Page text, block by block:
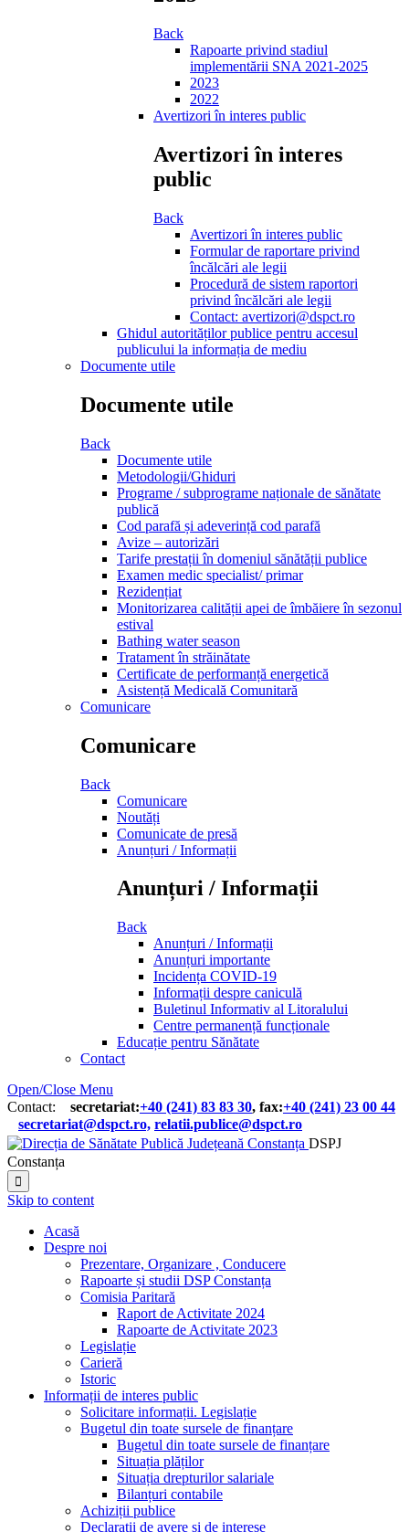
Back
Rapoarte privind stadiul
implementării SNA 2021-2025
2023
2022
Avertizori în interes public
Avertizori în interes
public
Back
Avertizori în interes public
Formular de raportare privind
încălcări ale legii
Procedură de sistem raportori
privind încălcări ale legii
Contact: avertizori@dspct.ro
Ghidul autorităților publice pentru accesul
publicului la informația de mediu
Documente utile
Documente utile
Back
Documente utile
Metodologii/Ghiduri
Programe / subprograme naționale de sănătate
publică
Cod parafă și adeverință cod parafă
Avize – autorizări
Tarife prestații în domeniul sănătății publice
Examen medic specialist/ primar
Rezidențiat
Monitorizarea calității apei de îmbăiere în sezonul
estival
Bathing water season
Tratament în străinătate
Certificate de performanță energetică
Asistență Medicală Comunitară
Comunicare
Comunicare
Back
Comunicare
Noutăți
Comunicate de presă
Anunțuri / Informații
Anunțuri / Informații
Back
Anunțuri / Informații
Anunțuri importante
Incidența COVID-19
Informații despre caniculă
Buletinul Informativ al Litoralului
Centre permanență funcționale
Educație pentru Sănătate
Contact
Open/Close Menu
Contact:
secretariat:+40 (241) 83 83 30, fax:+40 (241) 23 00 44
secretariat@dspct.ro, relatii.publice@dspct.ro
DSPJ
Constanța

Skip to content
Acasă
Despre noi
Prezentare, Organizare , Conducere
Rapoarte și studii DSP Constanța
Comisia Paritară
Raport de Activitate 2024
Rapoarte de Activitate 2023
Legislație
Carieră
Istoric
Informații de interes public
Solicitare informații. Legislație
Bugetul din toate sursele de finanțare
Bugetul din toate sursele de finanțare
Situația plăților
Situația drepturilor salariale
Bilanțuri contabile
Achiziții publice
Declarații de avere și de interese